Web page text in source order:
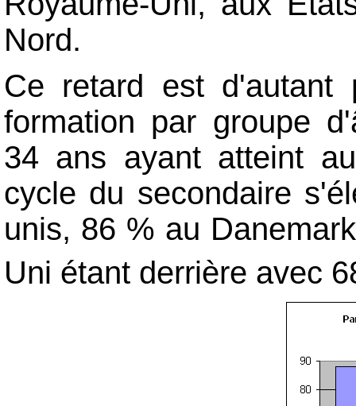
Nord.
Ce retard est d'autant
formation par groupe
34 ans ayant atteint
cycle du secondaire
unis, 86 % au
Uni étant derrière avec